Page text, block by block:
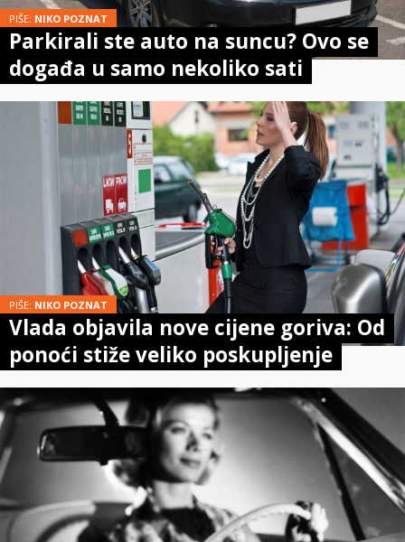
PIŠE: NIKO POZNAT
Parkirali ste auto na suncu? Ovo se
događa u samo nekoliko sati
PIŠE: NIKO POZNAT
Vlada objavila nove cijene goriva: Od
ponoći stiže veliko poskupljenje